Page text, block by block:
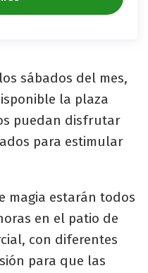
sábados del mes,
la plaza
puedan disfrutar
para estimular
magia estarán todos
en el patio de
con diferentes
para que las